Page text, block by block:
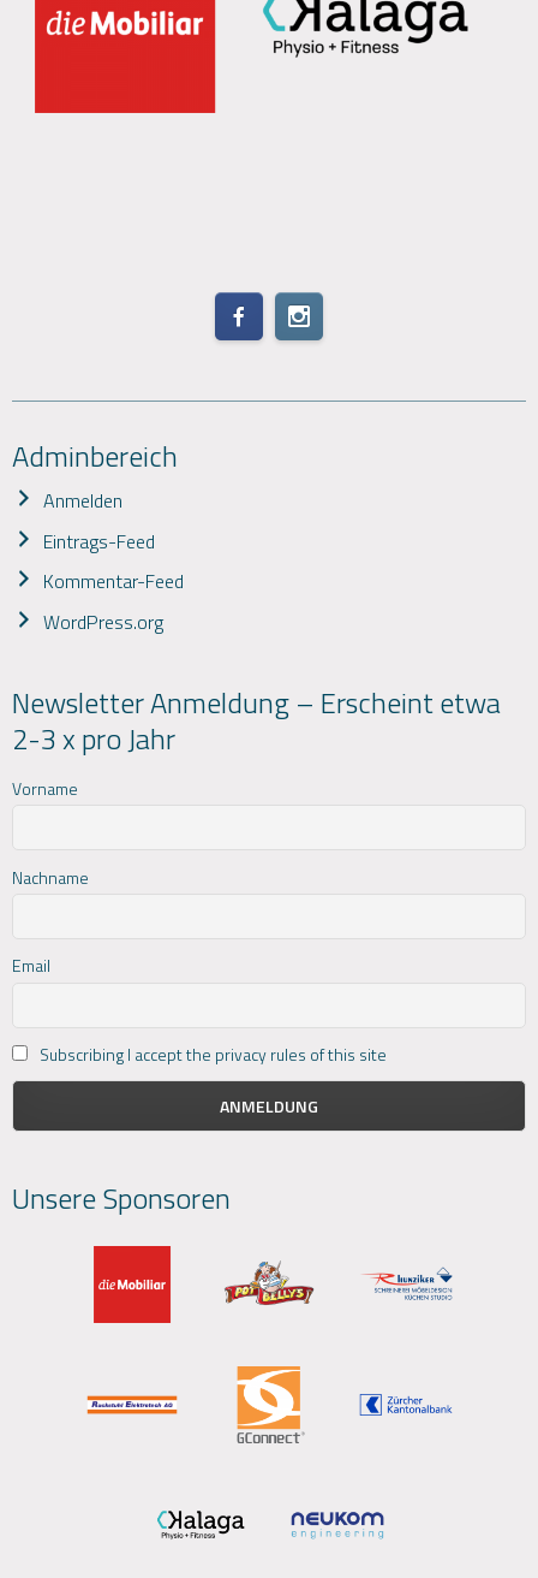
Adminbereich
Anmelden
Eintrags-Feed
Kommentar-Feed
WordPress.org
Newsletter Anmeldung – Erscheint etwa
2-3 x pro Jahr
Vorname
Nachname
Email
Subscribing I accept the privacy rules of this site
Unsere Sponsoren